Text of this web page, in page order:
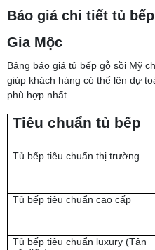
Báo giá chi tiết tủ
Gia Mộc
Bảng báo giá tủ bếp gỗ sồi Mỹ
giúp khách hàng có thể lên dự
phù hợp nhất
Tiêu chuẩn tủ bếp
Tủ bếp tiêu chuẩn thị trường
Tủ bếp tiêu chuẩn cao cấp
Tủ bếp tiêu chuẩn luxury (Tân